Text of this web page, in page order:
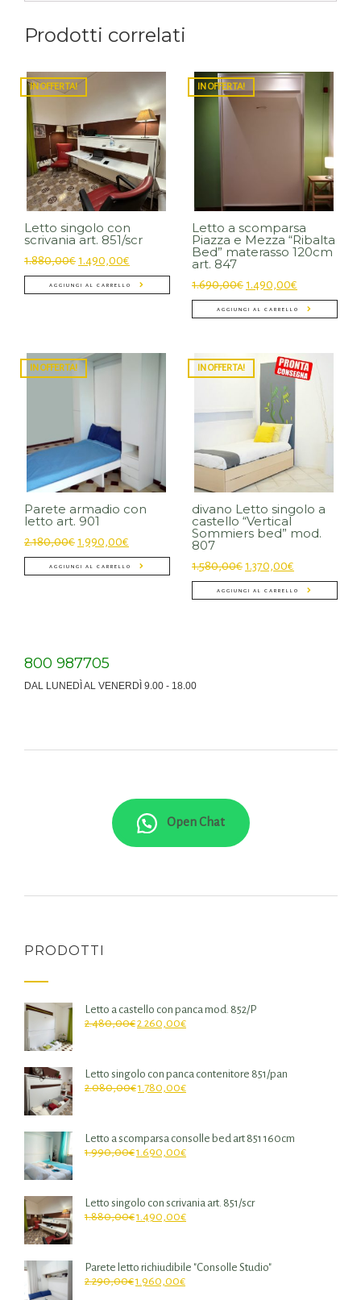
Prodotti correlati
IN OFFERTA!
Letto singolo con
scrivania art. 851/scr
1.880,00€1.490,00€
AGGIUNGI AL CARRELLO
IN OFFERTA!
Letto a scomparsa
Piazza e Mezza “Ribalta
Bed” materasso 120cm
art. 847
1.690,00€1.490,00€
AGGIUNGI AL CARRELLO
IN OFFERTA!
Parete armadio con
letto art. 901
2.180,00€1.990,00€
AGGIUNGI AL CARRELLO
IN OFFERTA!
divano Letto singolo a
castello “Vertical
Sommiers bed” mod.
807
1.580,00€1.370,00€
AGGIUNGI AL CARRELLO
800 987705
DAL LUNEDÌ AL VENERDÌ 9.00 - 18.00
Open Chat
PRODOTTI
Letto a castello con panca mod. 852/P
2.480,00€2.260,00€
Letto singolo con panca contenitore 851/pan
2.080,00€1.780,00€
Letto a scomparsa consolle bed art 851 160cm
1.990,00€1.690,00€
Letto singolo con scrivania art. 851/scr
1.880,00€1.490,00€
Parete letto richiudibile "Consolle Studio"
2.290,00€1.960,00€